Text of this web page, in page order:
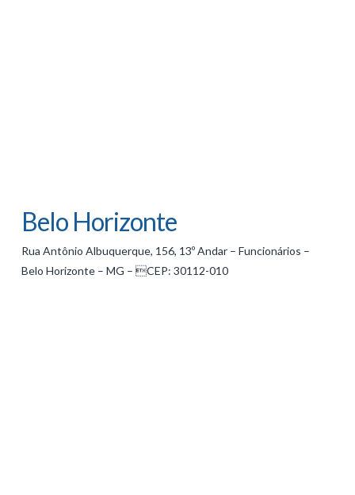
Belo Horizonte
Rua Antônio Albuquerque, 156, 13º Andar – Funcionários –
Belo Horizonte – MG – CEP: 30112-010